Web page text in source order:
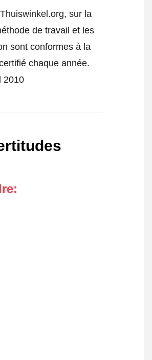
sur la
de travail et les
sont conformes à la
chaque année.
2010
: